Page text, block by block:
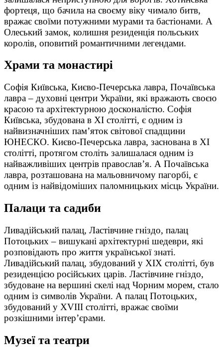
фортеця, що бачила на своєму віку чимало битв,
вражає своїми потужними мурами та бастіонами. А
Олеський замок, колишня резиденція польських
королів, оповитий романтичними легендами.
Храми та монастирі
Софія Київська, Києво-Печерська лавра, Почаївська
лавра – духовні центри України, які вражають своєю
красою та архітектурною досконалістю. Софія
Київська, збудована в XI столітті, є одним із
найвизначніших пам’яток світової спадщини
ЮНЕСКО. Києво-Печерська лавра, заснована в XI
столітті, протягом століть залишалася одним із
найважливіших центрів православ’я. А Почаївська
лавра, розташована на мальовничому пагорбі, є
одним із найвідоміших паломницьких місць України.
Палаци та садиби
Ливадійський палац, Ластівчине гніздо, палац
Потоцьких – вишукані архітектурні шедеври, які
розповідають про життя української знаті.
Ливадійський палац, збудований у XIX столітті, був
резиденцією російських царів. Ластівчине гніздо,
збудоване на вершині скелі над Чорним морем, стало
одним із символів України. А палац Потоцьких,
збудований у XVIII столітті, вражає своїми
розкішними інтер’єрами.
Музеї та театри